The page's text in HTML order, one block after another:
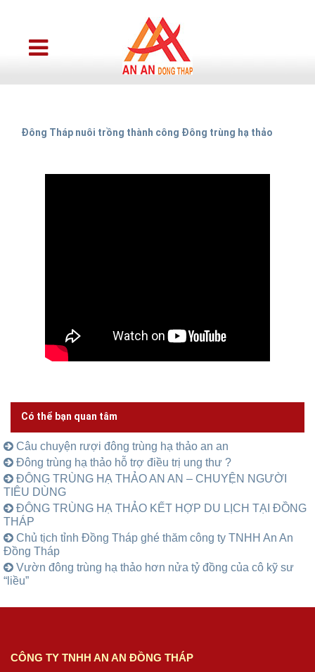
Đông Tháp nuôi trồng thành công Đông trùng hạ thảo
Có thể bạn quan tâm
Câu chuyện rượi đông trùng hạ thảo an an
Đông trùng hạ thảo hỗ trợ điều trị ung thư ?
ĐÔNG TRÙNG HẠ THẢO AN AN – CHUYỆN NGƯỜI
TIÊU DÙNG
ĐÔNG TRÙNG HẠ THẢO KẾT HỢP DU LỊCH TẠI ĐỒNG
THÁP
Chủ tịch tỉnh Đồng Tháp ghé thăm công ty TNHH An An
Đồng Tháp
Vườn đông trùng hạ thảo hơn nửa tỷ đồng của cô kỹ sư
“liều”
CÔNG TY TNHH AN AN ĐỒNG THÁP